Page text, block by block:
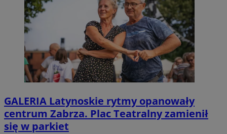
GALERIA Latynoskie rytmy opanowały
centrum Zabrza. Plac Teatralny zamienił
się w parkiet